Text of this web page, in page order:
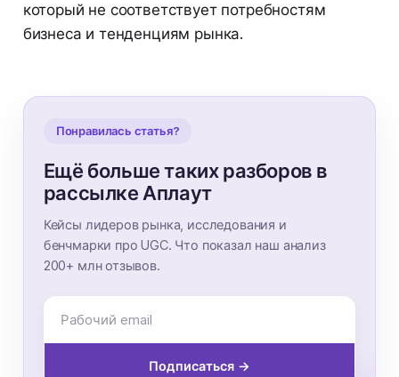
который не соответствует потребностям
бизнеса и тенденциям рынка.
Понравилась статья?
Ещё больше таких разборов в
рассылке Аплаут
Кейсы лидеров рынка, исследования и
бенчмарки про UGC. Что показал наш анализ
200+ млн отзывов.
Подписаться →